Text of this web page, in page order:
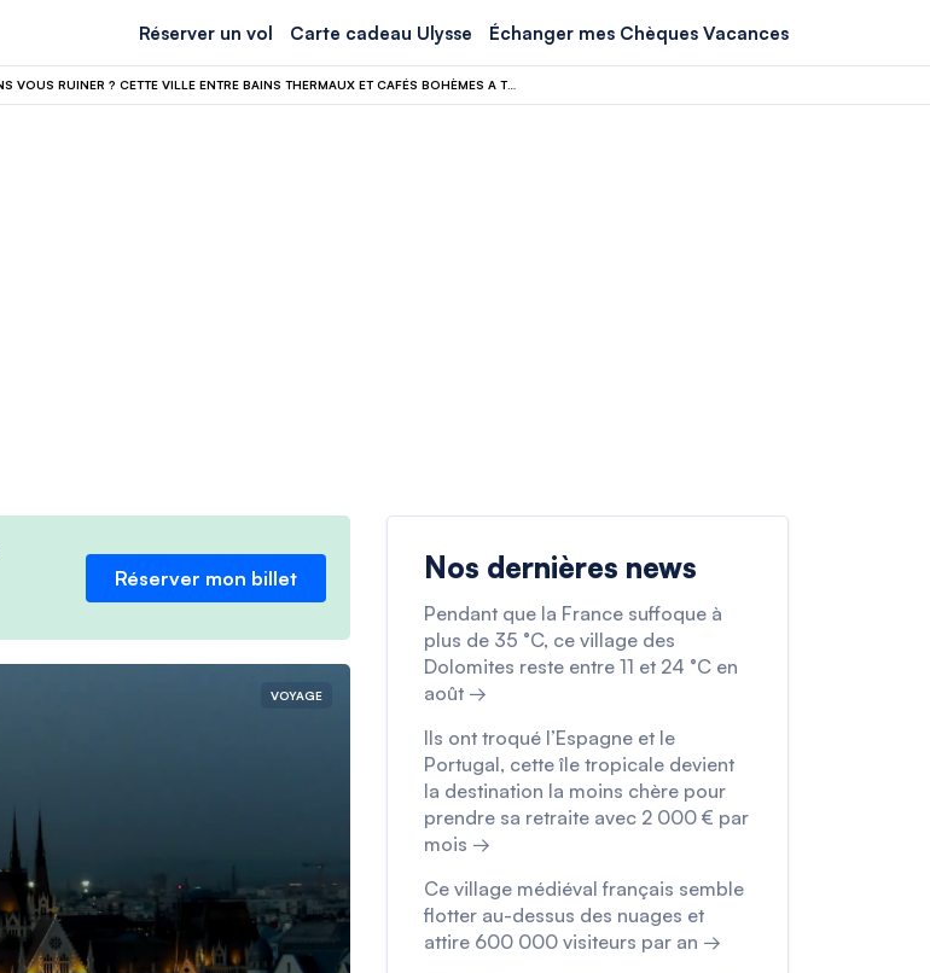
Réserver un vol Carte cadeau Ulysse Échanger mes Chèques Vacances
ÉTÉ EN EUROPE SANS VOUS RUINER ? CETTE VILLE ENTRE BAINS THERMAUX ET CAFÉS BOHÈMES A TOUT POUR VOUS SÉDUIRE
Réserver mon billet
VOYAGE
Nos dernières news
Pendant que la France suffoque à
plus de 35 °C, ce village des
Dolomites reste entre 11 et 24 °C en
août →
Ils ont troqué l’Espagne et le
Portugal, cette île tropicale devient
la destination la moins chère pour
prendre sa retraite avec 2 000 € par
mois →
Ce village médiéval français semble
flotter au-dessus des nuages et
attire 600 000 visiteurs par an →